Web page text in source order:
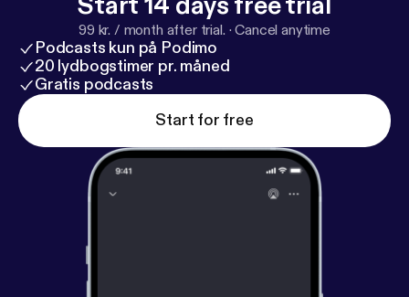
99 kr. / month after trial. ·Cancel anytime
Podcasts kun på Podimo
20 lydbogstimer pr. måned
Gratis podcasts
Start for free